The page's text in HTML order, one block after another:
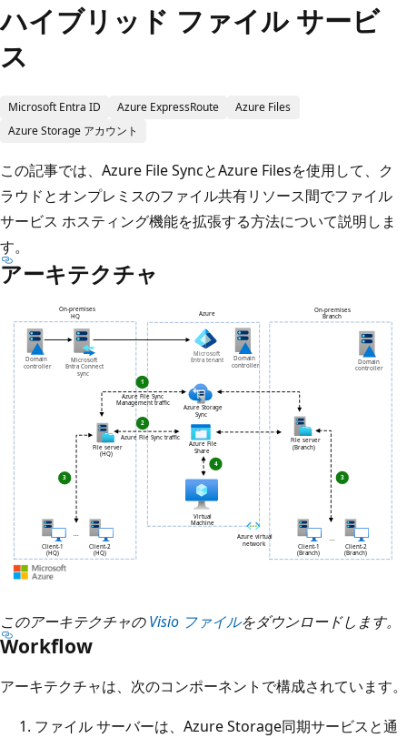
ハイブリッド ファイル サービ
ス
Microsoft Entra ID Azure ExpressRoute
Azure Files
Azure Storage アカウント
この記事では、Azure File SyncとAzure Filesを使用して、ク
ラウドとオンプレミスのファイル共有リソース間でファイル
サービス ホスティング機能を拡張する方法について説明しま
す。
アーキテクチャ
このアーキテクチャのVisio ファイルをダウンロードします。
Workflow
アーキテクチャは、次のコンポーネントで構成されています。
ファイル サーバーは、Azure Storage同期サービスと通